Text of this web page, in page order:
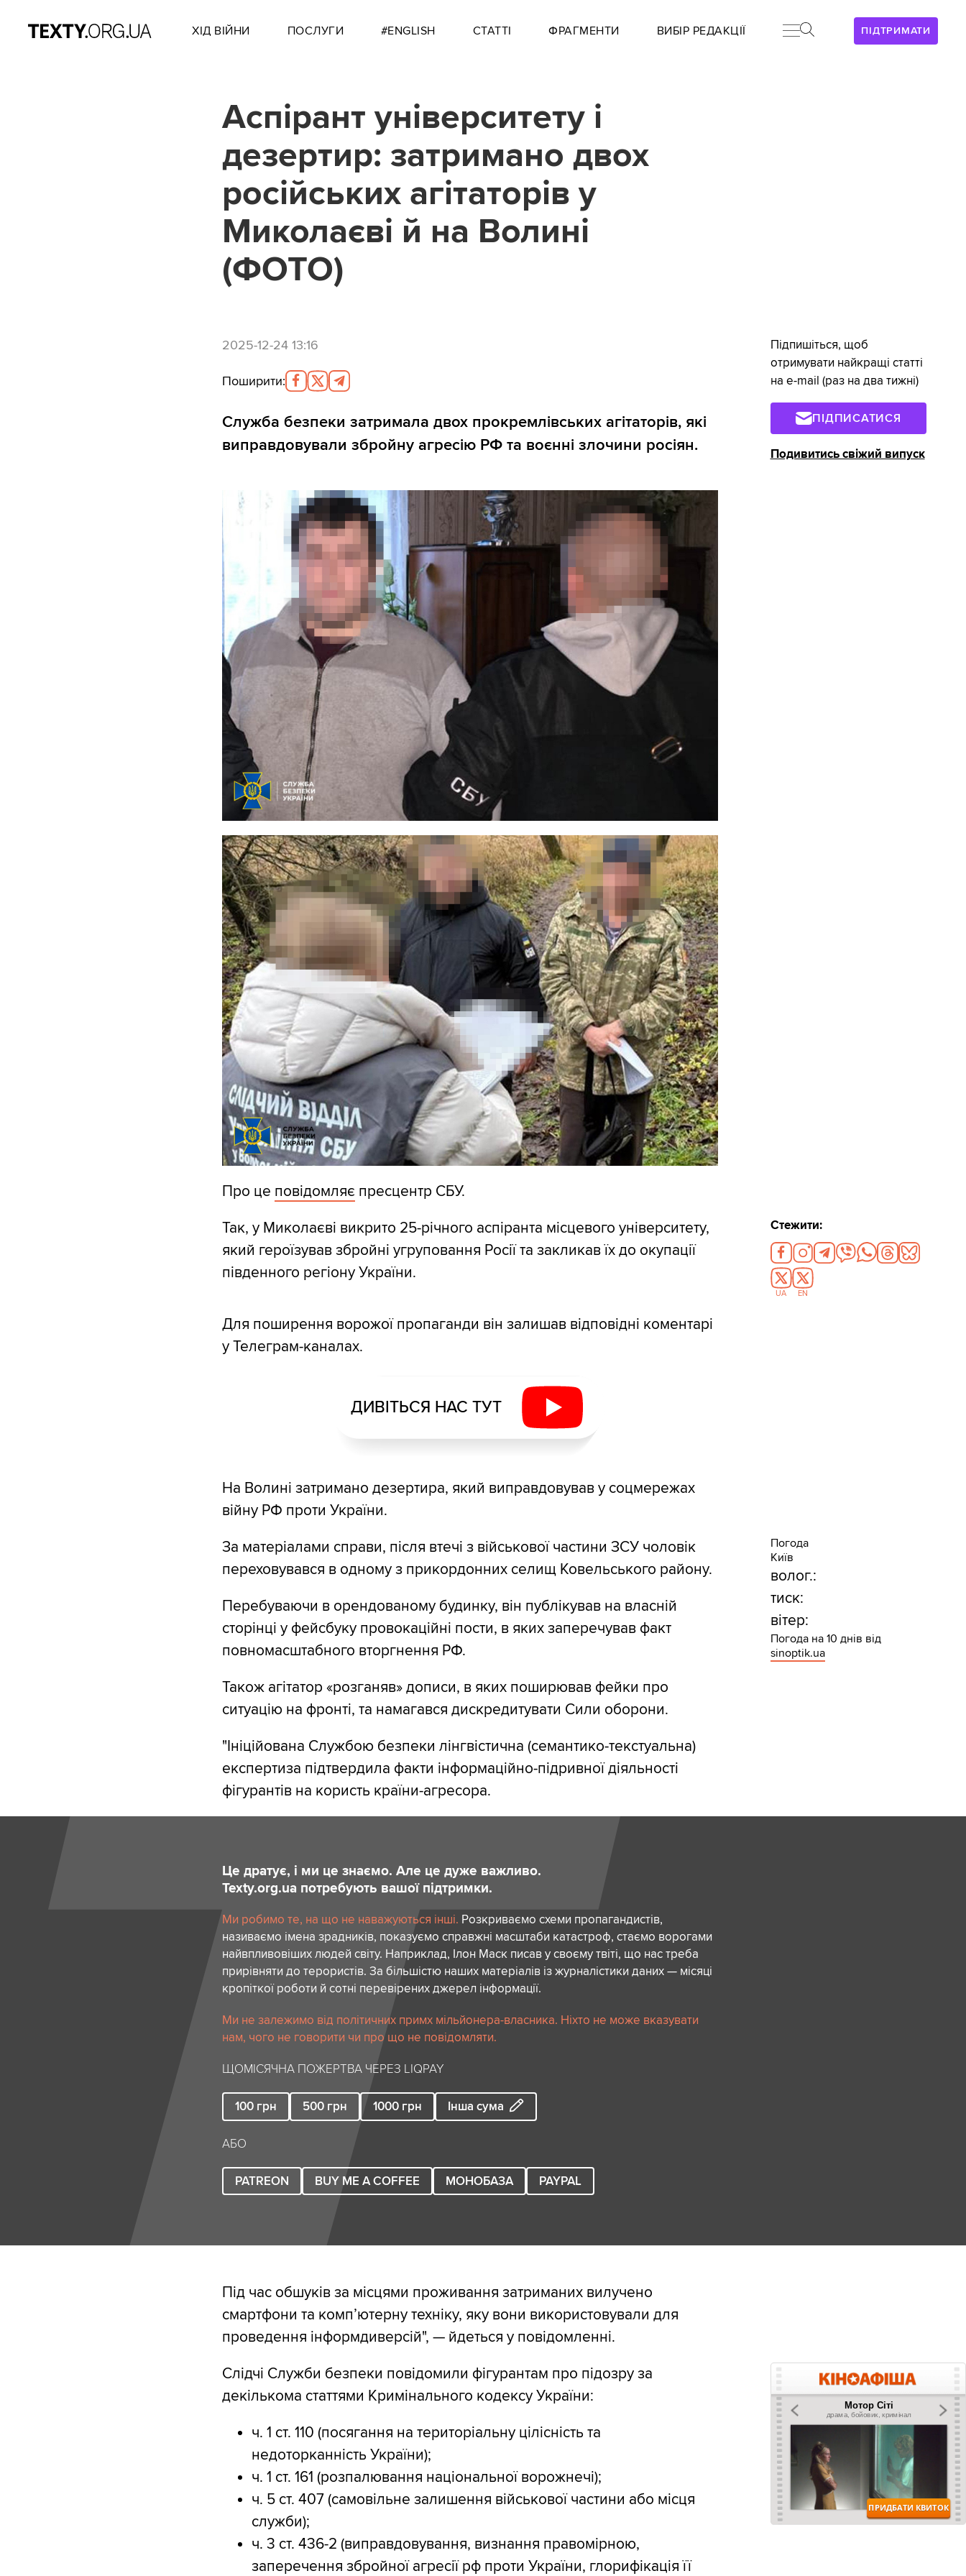
ПІДТРИМАТИ
ХІД ВІЙНИ ПОСЛУГИ #ENGLISH СТАТТІ ФРАГМЕНТИ ВИБІР РЕДАКЦІЇ
Аспірант університету і
дезертир: затримано двох
російських агітаторів у
Миколаєві й на Волині
(ФОТО)
2025-12-24 13:16
Поширити:
Служба безпеки затримала двох прокремлівських агітаторів, які
виправдовували збройну агресію РФ та воєнні злочини росіян.
Про це повідомляє пресцентр СБУ.
Так, у Миколаєві викрито 25-річного аспіранта місцевого університету,
який героїзував збройні угруповання Росії та закликав їх до окупації
південного регіону України.
Для поширення ворожої пропаганди він залишав відповідні коментарі
у Телеграм-каналах.
ДИВІТЬСЯ НАС ТУТ
На Волині затримано дезертира, який виправдовував у соцмережах
війну РФ проти України.
За матеріалами справи, після втечі з військової частини ЗСУ чоловік
переховувався в одному з прикордонних селищ Ковельського району.
Перебуваючи в орендованому будинку, він публікував на власній
сторінці у фейсбуку провокаційні пости, в яких заперечував факт
повномасштабного вторгнення РФ.
Також агітатор «розганяв» дописи, в яких поширював фейки про
ситуацію на фронті, та намагався дискредитувати Сили оборони.
"Ініційована Службою безпеки лінгвістична (семантико-текстуальна)
експертиза підтвердила факти інформаційно-підривної діяльності
фігурантів на користь країни-агресора.
Це дратує, і ми це знаємо. Але це дуже важливо.
Texty.org.ua потребують вашої підтримки.
Ми робимо те, на що не наважуються інші. Розкриваємо схеми пропагандистів,
називаємо імена зрадників, показуємо справжні масштаби катастроф, стаємо ворогами
найвпливовіших людей світу. Наприклад, Ілон Маск писав у своєму твіті, що нас треба
прирівняти до терористів. За більшістю наших матеріалів із журналістики даних — місяці
кропіткої роботи й сотні перевірених джерел інформації.
Ми не залежимо від політичних примх мільйонера-власника. Ніхто не може вказувати
нам, чого не говорити чи про що не повідомляти.
ЩОМІСЯЧНА ПОЖЕРТВА ЧЕРЕЗ LIQPAY
100 грн 500 грн 1000 грн Інша сума
АБО
PATREON BUY ME A COFFEE МОНОБАЗА PAYPAL
Під час обшуків за місцями проживання затриманих вилучено
смартфони та комп’ютерну техніку, яку вони використовували для
проведення інформдиверсій", — йдеться у повідомленні.
Слідчі Служби безпеки повідомили фігурантам про підозру за
декількома статтями Кримінального кодексу України:
ч. 1 ст. 110 (посягання на територіальну цілісність та
недоторканність України);
ч. 1 ст. 161 (розпалювання національної ворожнечі);
ч. 5 ст. 407 (самовільне залишення військової частини або місця
служби);
ч. 3 ст. 436-2 (виправдовування, визнання правомірною,
заперечення збройної агресії рф проти України, глорифікація її
Підпишіться, щоб
отримувати найкращі статті
на e-mail (раз на два тижні)
ПІДПИСАТИСЯ
Подивитись свіжий випуск
Стежити:
UA EN
Погода
Київ
волог.:
тиск:
вітер:
Погода на 10 днів від
sinoptik.ua